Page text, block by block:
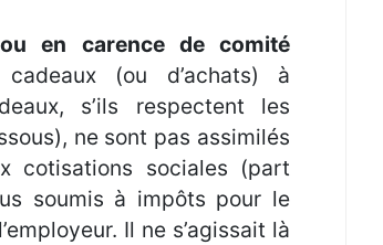
en carence de comité
(ou d’achats) à
s’ils respectent les
ne sont pas assimilés
cotisations sociales (part
soumis à impôts pour le
Il ne s’agissait là